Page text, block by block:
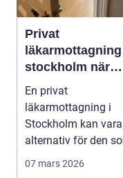
Privat
stockholm när
personlig vård
är viktig
En privat
läkarmottagning i
Stockholm kan
alternativ för den
vill ha snabb tillgång
07 mars 2026